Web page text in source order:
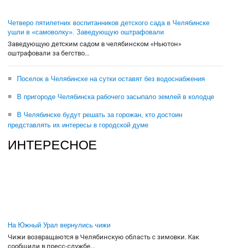
Четверо пятилетних воспитанников детского сада в Челябинске
ушли в «самоволку». Заведующую оштрафовали
Заведующую детским садом в челябинском «Ньютон»
оштрафовали за бегство...
Поселок в Челябинске на сутки оставят без водоснабжения
В пригороде Челябинска рабочего засыпало землей в колодце
В Челябинске будут решать за горожан, кто достоин
представлять их интересы в городской думе
ИНТЕРЕСНОЕ
На Южный Урал вернулись чижи
Чижи возвращаются в Челябинскую область с зимовки. Как
сообщили в пресс-службе...